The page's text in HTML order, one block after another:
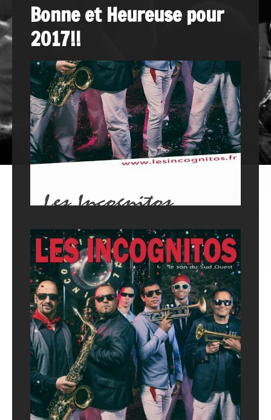
Bonne et Heureuse pour
2017!!